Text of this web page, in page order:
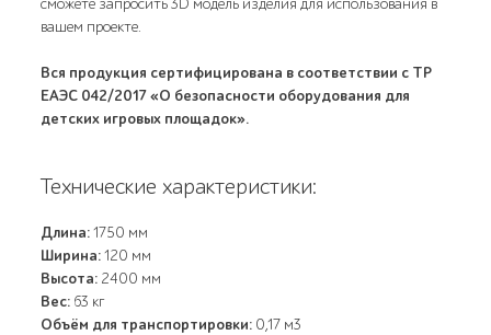
сможете запросить 3D модель изделия для использования в
вашем проекте.
Вся продукция сертифицирована в соответствии с ТР
ЕАЭС 042/2017 «О безопасности оборудования для
детских игровых площадок».
Технические характеристики:
Длина:1750 мм
Ширина:120 мм
Высота: 2400 мм
Вес: 63 кг
Объём для транспортировки: 0,17 м3